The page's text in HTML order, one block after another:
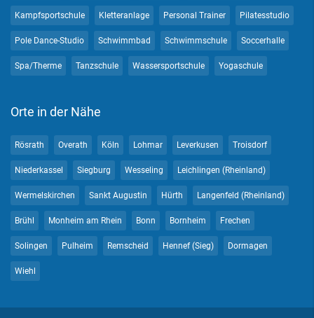
Kampfsportschule Kletteranlage Personal Trainer Pilatesstudio
Pole Dance-Studio Schwimmbad Schwimmschule Soccerhalle
Spa/Therme Tanzschule Wassersportschule Yogaschule
Orte in der Nähe
Rösrath Overath Köln Lohmar Leverkusen Troisdorf
Niederkassel Siegburg Wesseling Leichlingen (Rheinland)
Wermelskirchen Sankt Augustin Hürth Langenfeld (Rheinland)
Brühl Monheim am Rhein Bonn Bornheim Frechen
Solingen Pulheim Remscheid Hennef (Sieg) Dormagen
Wiehl